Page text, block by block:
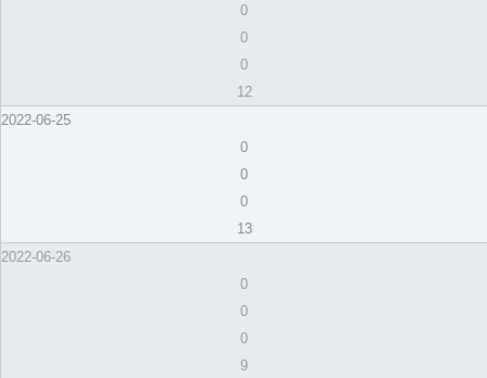
0
0
0
12
2022-06-25
0
0
0
13
2022-06-26
0
0
0
9